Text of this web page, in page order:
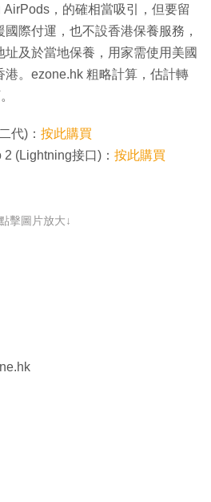
，的確相當吸引，但要留
際付運，也不設香港保養服務，
及於當地保養，用家需使用美國
港。ezone.hk 粗略計算，估計轉
代)： 按此購買
(Lightning接口)： 按此購買
擊圖片放大↓